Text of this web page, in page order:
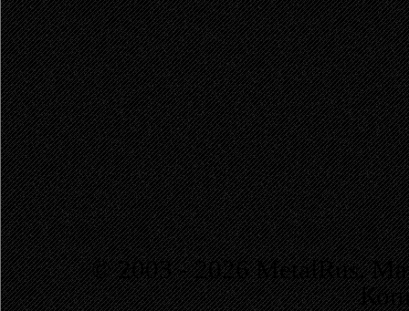
© 2003 - 2026 MetalRus.